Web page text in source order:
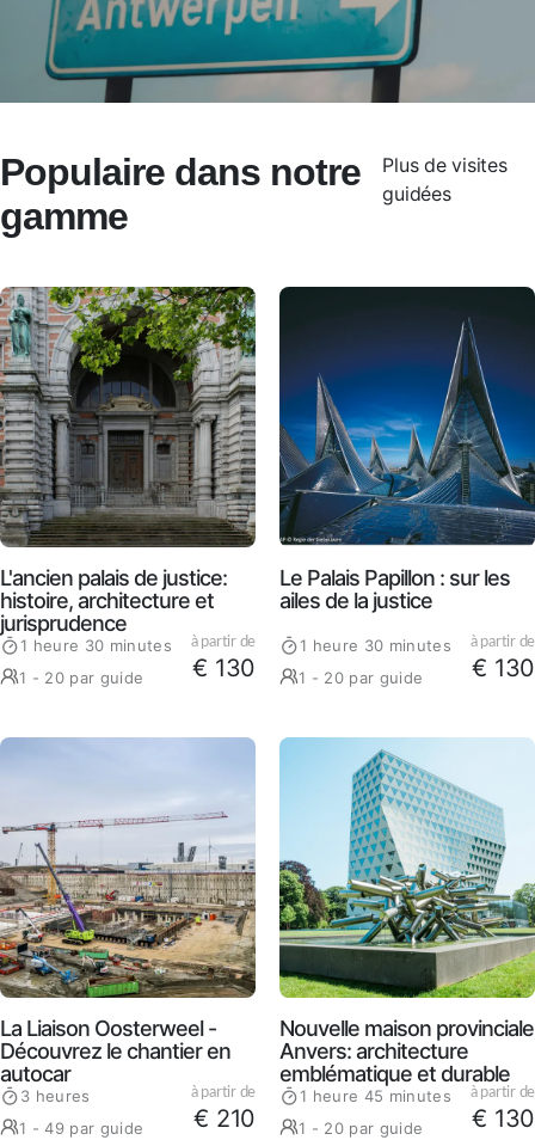
Populaire dans notre
gamme
Plus de visites
guidées
L'ancien palais de justice:
histoire, architecture et
jurisprudence
1 heure 30 minutes
1 - 20 par guide
à partir de
€ 130
Le Palais Papillon : sur les
ailes de la justice
1 heure 30 minutes
1 - 20 par guide
à partir de
€ 130
La Liaison Oosterweel -
Découvrez le chantier en
autocar
3 heures
1 - 49 par guide
à partir de
€ 210
Nouvelle maison provinciale
Anvers: architecture
emblématique et durable
1 heure 45 minutes
1 - 20 par guide
à partir de
€ 130